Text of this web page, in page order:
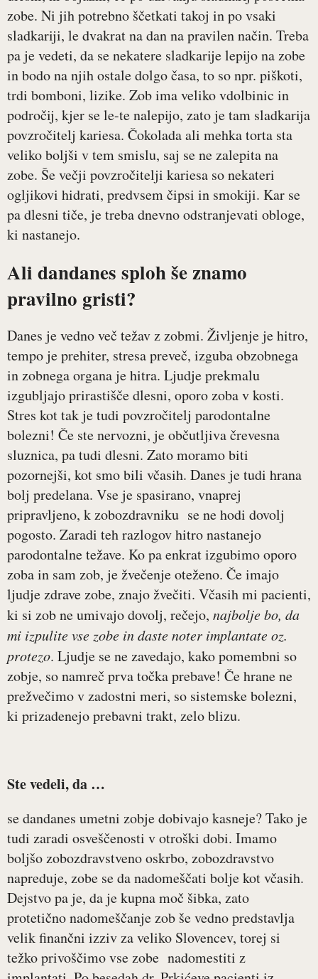
zobe. Ni jih potrebno ščetkati takoj in po vsaki
sladkariji, le dvakrat na dan na pravilen način. Treba
pa je vedeti, da se nekatere sladkarije lepijo na zobe
in bodo na njih ostale dolgo časa, to so npr. piškoti,
trdi bomboni, lizike. Zob ima veliko vdolbinic in
področij, kjer se le-te nalepijo, zato je tam sladkarija
povzročitelj kariesa. Čokolada ali mehka torta sta
veliko boljši v tem smislu, saj se ne zalepita na
zobe. Še večji povzročitelji kariesa so nekateri
ogljikovi hidrati, predvsem čipsi in smokiji. Kar se
pa dlesni tiče, je treba dnevno odstranjevati obloge,
ki nastanejo.
Ali dandanes sploh še znamo
pravilno gristi?
Danes je vedno več težav z zobmi. Življenje je hitro,
tempo je prehiter, stresa preveč, izguba obzobnega
in zobnega organa je hitra. Ljudje prekmalu
izgubljajo prirastišče dlesni, oporo zoba v kosti.
Stres kot tak je tudi povzročitelj parodontalne
bolezni! Če ste nervozni, je občutljiva črevesna
sluznica, pa tudi dlesni. Zato moramo biti
pozornejši, kot smo bili včasih. Danes je tudi hrana
bolj predelana. Vse je spasirano, vnaprej
pripravljeno, k zobozdravniku se ne hodi dovolj
pogosto. Zaradi teh razlogov hitro nastanejo
parodontalne težave. Ko pa enkrat izgubimo oporo
zoba in sam zob, je žvečenje oteženo. Če imajo
ljudje zdrave zobe, znajo žvečiti. Včasih mi pacienti,
ki si zob ne umivajo dovolj, rečejo, najbolje bo, da
mi izpulite vse zobe in daste noter implantate oz.
protezo. Ljudje se ne zavedajo, kako pomembni so
zobje, so namreč prva točka prebave! Če hrane ne
prežvečimo v zadostni meri, so sistemske bolezni,
ki prizadenejo prebavni trakt, zelo blizu.
Ste vedeli, da …
se dandanes umetni zobje dobivajo kasneje? Tako je
tudi zaradi osveščenosti v otroški dobi. Imamo
boljšo zobozdravstveno oskrbo, zobozdravstvo
napreduje, zobe se da nadomeščati bolje kot včasih.
Dejstvo pa je, da je kupna moč šibka, zato
protetično nadomeščanje zob še vedno predstavlja
velik finančni izziv za veliko Slovencev, torej si
težko privoščimo vse zobe nadomestiti z